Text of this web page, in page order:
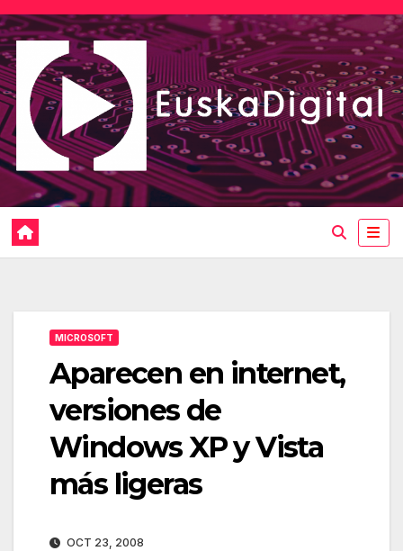
Saltar
al
contenido
MICROSOFT
Aparecen en internet,
versiones de
Windows XP y Vista
más ligeras
OCT 23, 2008